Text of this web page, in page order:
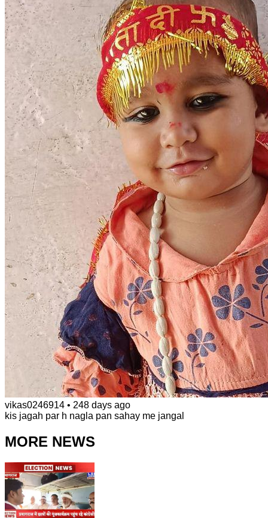
vikas0246914 • 248 days ago
kis jagah par h nagla pan sahay me jangal
MORE NEWS